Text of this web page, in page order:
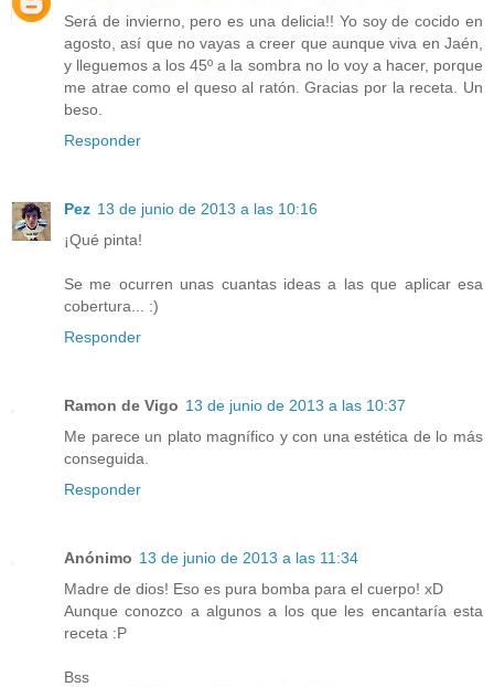
Será de invierno, pero es una delicia!! Yo soy de cocido en
agosto, así que no vayas a creer que aunque viva en Jaén,
y lleguemos a los 45º a la sombra no lo voy a hacer, porque
me atrae como el queso al ratón. Gracias por la receta. Un
beso.
Responder
Pez 13 de junio de 2013 a las 10:16
¡Qué pinta!
Se me ocurren unas cuantas ideas a las que aplicar esa
cobertura... :)
Responder
Ramon de Vigo 13 de junio de 2013 a las 10:37
Me parece un plato magnífico y con una estética de lo más
conseguida.
Responder
Anónimo 13 de junio de 2013 a las 11:34
Madre de dios! Eso es pura bomba para el cuerpo! xD
Aunque conozco a algunos a los que les encantaría esta
receta :P
Bss